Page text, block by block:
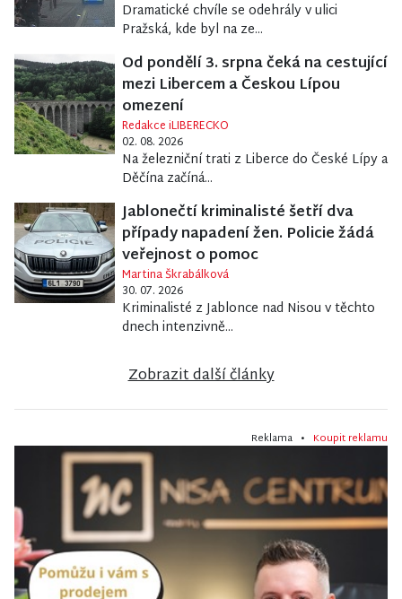
Dramatické chvíle se odehrály v ulici
Pražská, kde byl na ze...
Od pondělí 3. srpna čeká na cestující
mezi Libercem a Českou Lípou
omezení
Redakce iLIBERECKO
02. 08. 2026
Na železniční trati z Liberce do České Lípy a
Děčína začíná...
Jablonečtí kriminalisté šetří dva
případy napadení žen. Policie žádá
veřejnost o pomoc
Martina Škrabálková
30. 07. 2026
Kriminalisté z Jablonce nad Nisou v těchto
dnech intenzivně...
Zobrazit další články
Reklama • Koupit reklamu